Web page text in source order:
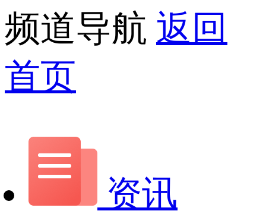
频道导航 返回
首页
资讯